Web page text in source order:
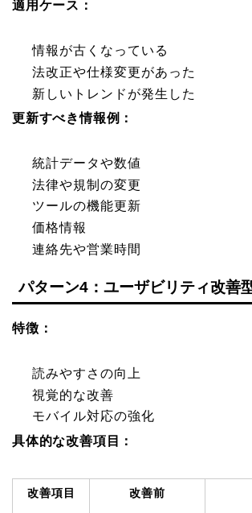
適用ケース：
情報が古くなっている
法改正や仕様変更があった
新しいトレンドが発生した
更新すべき情報例：
統計データや数値
法律や規制の変更
ツールの機能更新
価格情報
連絡先や営業時間
パターン4：ユーザビリティ改善
特徴：
読みやすさの向上
視覚的な改善
モバイル対応の強化
具体的な改善項目：
改善項目 改善前